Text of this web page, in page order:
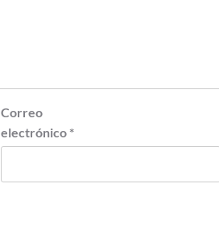
Correo
electrónico *